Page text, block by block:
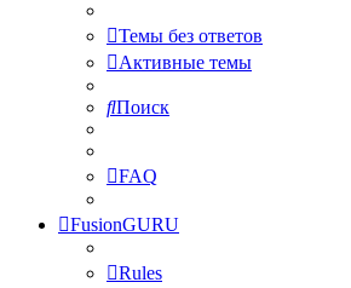
Темы без ответов
Активные темы
Поиск
FAQ
FusionGURU
Rules